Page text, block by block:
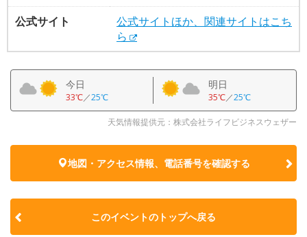
公式サイト
公式サイトほか、関連サイトはこち
ら
今日
33℃／25℃
明日
35℃／25℃
天気情報提供元：株式会社ライフビジネスウェザー
地図・アクセス情報、電話番号を確認する
このイベントのトップへ戻る